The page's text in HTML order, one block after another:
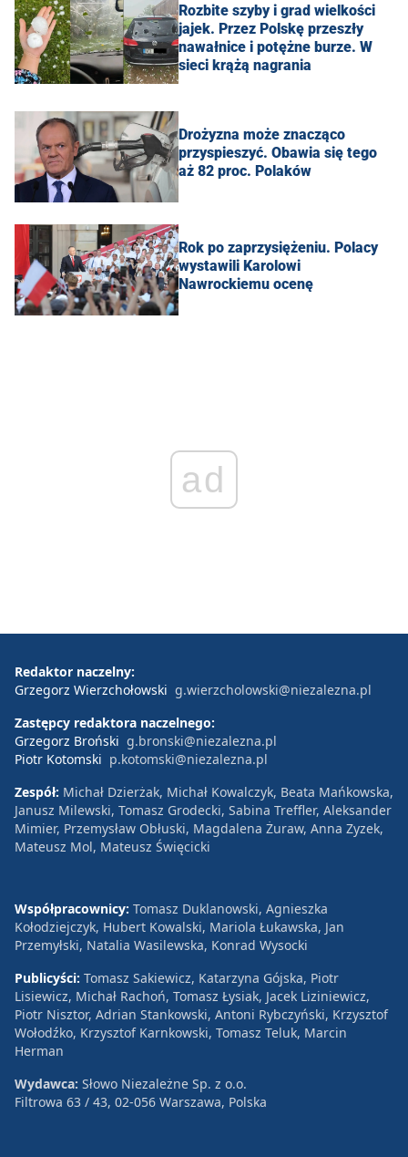
Rozbite szyby i grad wielkości
jajek. Przez Polskę przeszły
nawałnice i potężne burze. W
sieci krążą nagrania
Drożyzna może znacząco
przyspieszyć. Obawia się tego
aż 82 proc. Polaków
Rok po zaprzysiężeniu. Polacy
wystawili Karolowi
Nawrockiemu ocenę
ad
Redaktor naczelny:
Grzegorz Wierzchołowski g.wierzcholowski@niezalezna.pl
Zastępcy redaktora naczelnego:
Grzegorz Broński g.bronski@niezalezna.pl
Piotr Kotomski p.kotomski@niezalezna.pl
Zespół: Michał Dzierżak, Michał Kowalczyk, Beata Mańkowska,
Janusz Milewski, Tomasz Grodecki, Sabina Treffler, Aleksander
Mimier, Przemysław Obłuski, Magdalena Żuraw, Anna Zyzek,
Mateusz Mol, Mateusz Święcicki
Współpracownicy: Tomasz Duklanowski, Agnieszka
Kołodziejczyk, Hubert Kowalski, Mariola Łukawska, Jan
Przemyłski, Natalia Wasilewska, Konrad Wysocki
Publicyści: Tomasz Sakiewicz, Katarzyna Gójska, Piotr
Lisiewicz, Michał Rachoń, Tomasz Łysiak, Jacek Liziniewicz,
Piotr Nisztor, Adrian Stankowski, Antoni Rybczyński, Krzysztof
Wołodźko, Krzysztof Karnkowski, Tomasz Teluk, Marcin
Herman
Wydawca: Słowo Niezależne Sp. z o.o.
Filtrowa 63 / 43, 02-056 Warszawa, Polska